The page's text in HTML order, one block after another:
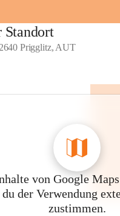
Standort
Prigglitz, AUT
von Google
der Verwendung
zustimmen.